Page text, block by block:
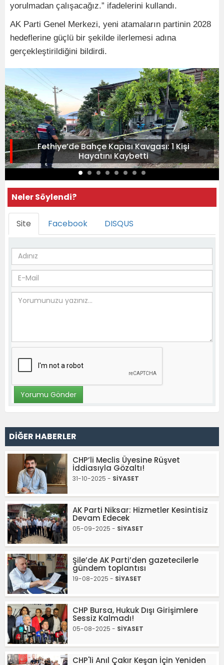
yorulmadan çalışacağız.” ifadelerini kullandı.
AK Parti Genel Merkezi, yeni atamaların partinin 2028
hedeflerine güçlü bir şekilde ilerlemesi adına
gerçekleştirildiğini bildirdi.
Fethiye’de Bahçe Kapısı Kavgası: 1 Kişi
Hayatını Kaybetti
Neler Söylendi?
Site Facebook DISQUS
DİĞER HABERLER
CHP’li Meclis Üyesine Rüşvet
İddiasıyla Gözaltı!
31-10-2025 - SİYASET
AK Parti Niksar: Hizmetler Kesintisiz
Devam Edecek
05-09-2025 - SİYASET
Şile’de AK Parti’den gazetecilerle
gündem toplantısı
19-08-2025 - SİYASET
CHP Bursa, Hukuk Dışı Girişimlere
Sessiz Kalmadı!
05-08-2025 - SİYASET
CHP'li Anıl Çakır Keşan İçin Yeniden